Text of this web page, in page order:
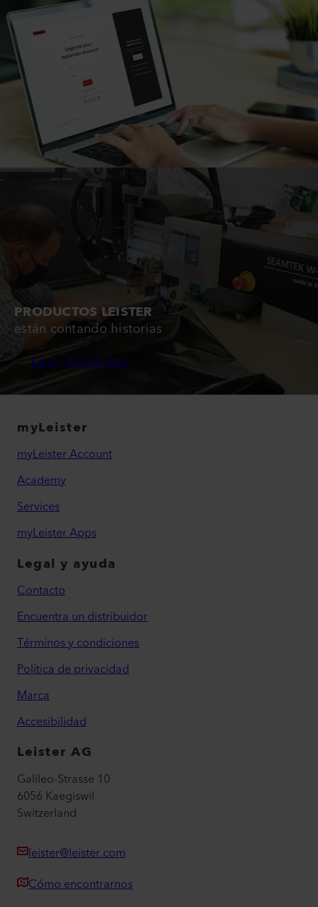
PRODUCTOS LEISTER
están contando historias
Leer historias
myLeister
myLeister Account
Academy
Services
myLeister Apps
Legal y ayuda
Contacto
Encuentra un distribuidor
Términos y condiciones
Política de privacidad
Marca
Accesibilidad
Leister AG
Galileo-Strasse 10
6056 Kaegiswil
Switzerland
leister@leister.com
Cómo encontrarnos